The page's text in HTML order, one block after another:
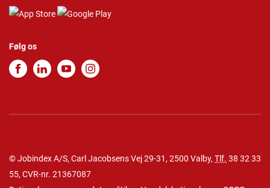
Følg os
© Jobindex A/S, Carl Jacobsens Vej 29-31, 2500 Valby, Tlf. 38 32 33
55, CVR-nr. 21367087